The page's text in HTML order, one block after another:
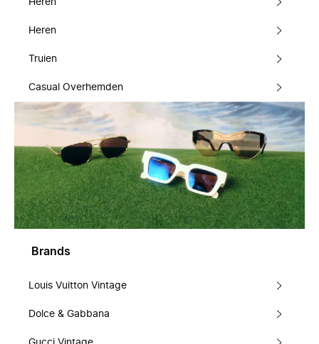
Heren
Heren
Truien
Casual Overhemden
Brands
Louis Vuitton Vintage
Dolce & Gabbana